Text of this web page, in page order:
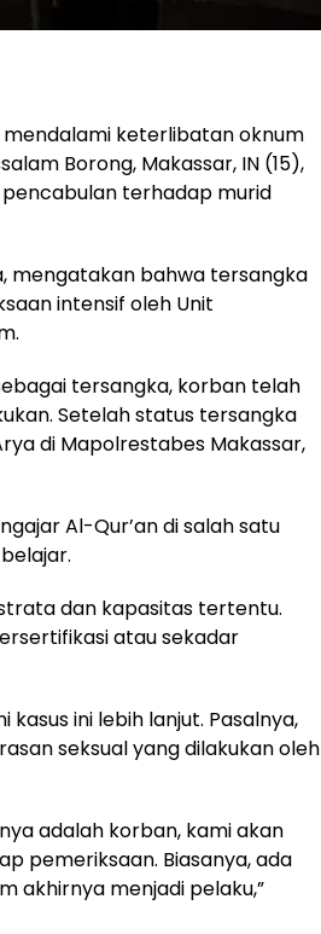
keterlibatan oknum
Borong, Makassar, IN (15),
terhadap murid
mengatakan bahwa tersangka
intensif oleh Unit
tersangka, korban telah
Setelah status tersangka
di Mapolrestabes Makassar,
Al-Qur’an di salah satu
dan kapasitas tertentu.
atau sekadar
ini lebih lanjut. Pasalnya,
seksual yang dilakukan oleh
adalah korban, kami akan
pemeriksaan. Biasanya, ada
akhirnya menjadi pelaku,”